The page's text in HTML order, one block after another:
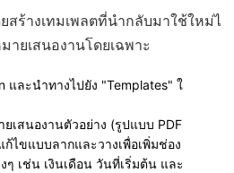
สร้างเทมเพลตที่นำกลับมาใช้ใหม่ไ
ายเสนองานโดยเฉพาะ
และนำทางไปยัง "Templates" ใ
เสนองานตัวอย่าง (รูปแบบ PDF
ไขแบบลากและวางเพื่อเพิ่มช่อง
ๆ เช่น เงินเดือน วันที่เริ่มต้น และ